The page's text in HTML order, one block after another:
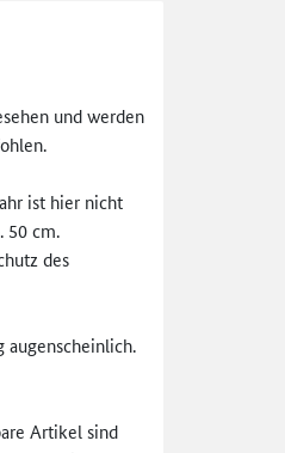
und werden
ist hier nicht
50 cm.
des
Artikel sind